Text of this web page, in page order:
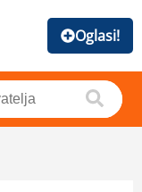
Oglasi!